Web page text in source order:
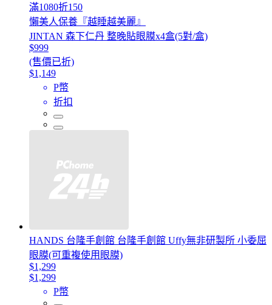
滿1080折150
懶美人保養『越睡越美麗』
JINTAN 森下仁丹 整晚貼眼膜x4盒(5對/盒)
$999
(售價已折)
$1,149
P幣
折扣
HANDS 台隆手創館 台隆手創館 Uffy無非研製所 小委屈
眼膜(可重複使用眼膜)
$1,299
$1,299
P幣